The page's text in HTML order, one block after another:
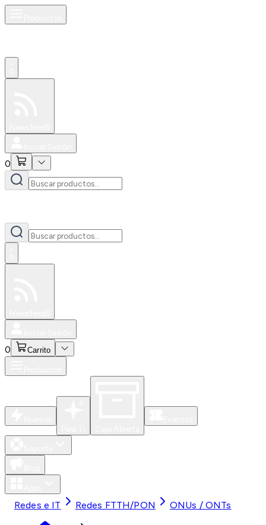
0
0 Carrito
Redes e IT Redes FTTH/PON ONUs / ONTs